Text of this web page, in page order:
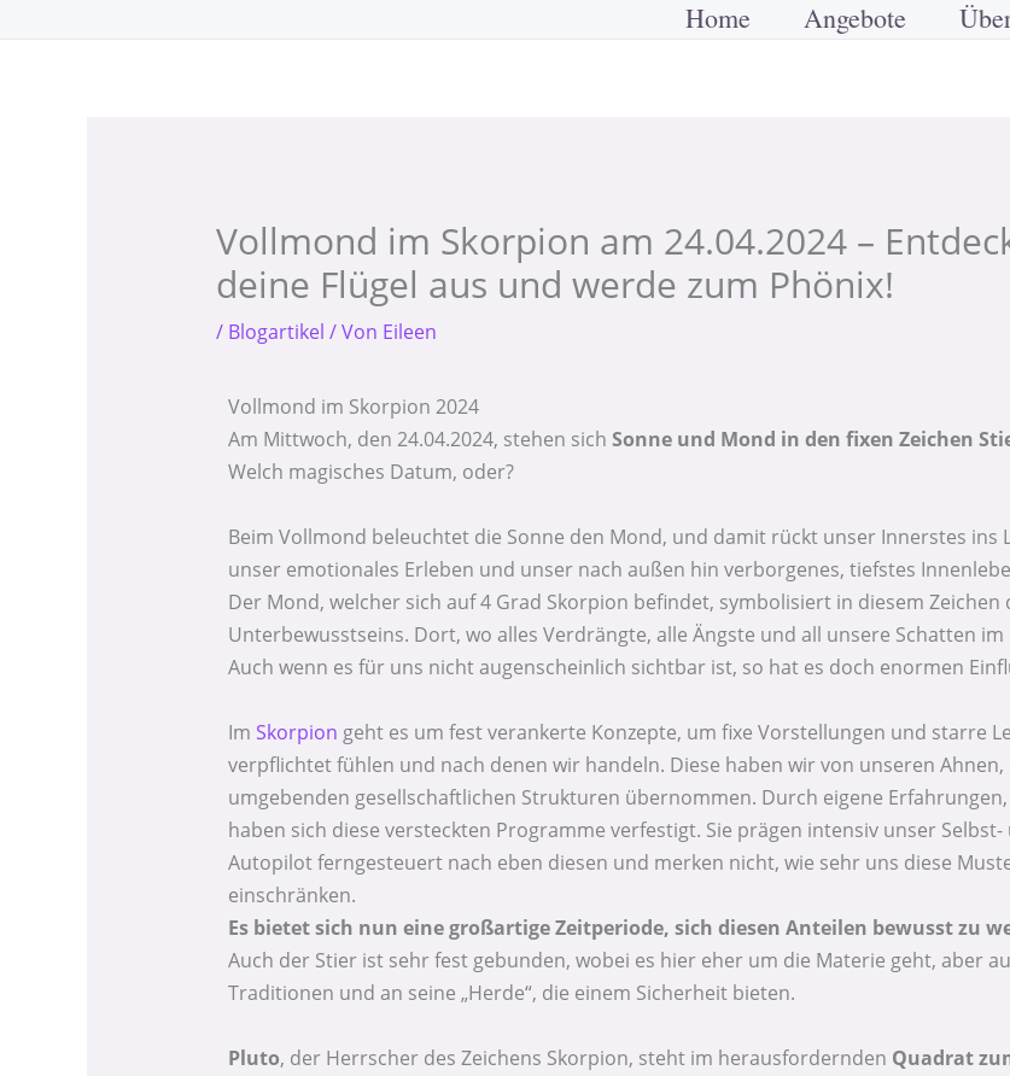
Home Angebote
Vollmond im Skorpion am 24.04.2024 –
deine Flügel aus und werde zum Phönix!
/ Blogartikel / Von Eileen
Vollmond im Skorpion 2024
Am Mittwoch, den 24.04.2024, stehen sich Sonne und Mond in den fixen Zeichen
Welch magisches Datum, oder?
Beim Vollmond beleuchtet die Sonne den Mond, und damit rückt unser Innerstes ins
unser emotionales Erleben und unser nach außen hin verborgenes, tiefstes
Der Mond, welcher sich auf 4 Grad Skorpion befindet, symbolisiert in diesem Zeichen
Unterbewusstseins. Dort, wo alles Verdrängte, alle Ängste und all unsere Schatten
Auch wenn es für uns nicht augenscheinlich sichtbar ist, so hat es doch enormen
Im Skorpion geht es um fest verankerte Konzepte, um fixe Vorstellungen und starre
verpflichtet fühlen und nach denen wir handeln. Diese haben wir von unseren
umgebenden gesellschaftlichen Strukturen übernommen. Durch eigene
haben sich diese versteckten Programme verfestigt. Sie prägen intensiv unser
Autopilot ferngesteuert nach eben diesen und merken nicht, wie sehr uns diese
einschränken.
Es bietet sich nun eine großartige Zeitperiode, sich diesen Anteilen bewusst zu
Auch der Stier ist sehr fest gebunden, wobei es hier eher um die Materie geht, aber
Traditionen und an seine „Herde“, die einem Sicherheit bieten.
Pluto, der Herrscher des Zeichens Skorpion, steht im herausfordernden Quadrat